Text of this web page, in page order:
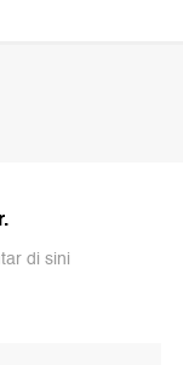
di sini